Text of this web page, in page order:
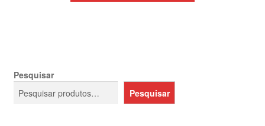
Pesquisar
Pesquisar